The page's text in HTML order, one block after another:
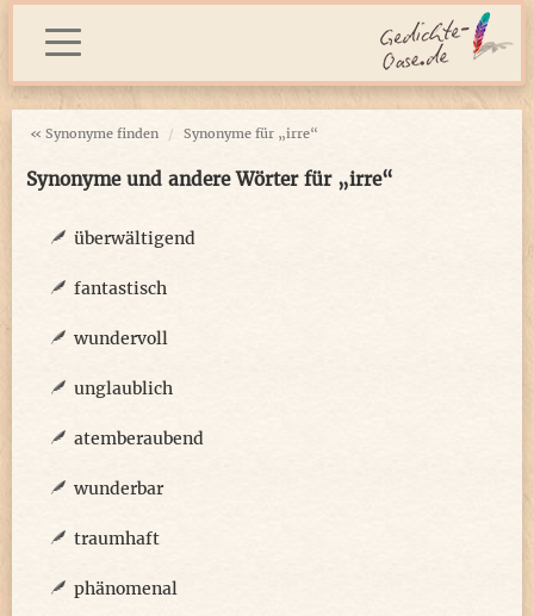
« Synonyme finden Synonyme für „irre“
Synonyme und andere Wörter für „irre“
überwältigend
fantastisch
wundervoll
unglaublich
atemberaubend
wunderbar
traumhaft
phänomenal